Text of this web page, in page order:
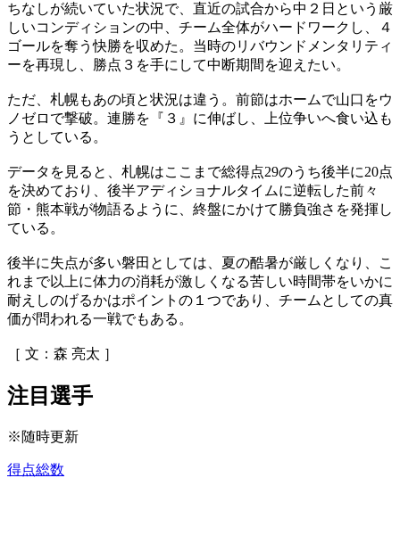
ちなしが続いていた状況で、直近の試合から中２日という厳
しいコンディションの中、チーム全体がハードワークし、４
ゴールを奪う快勝を収めた。当時のリバウンドメンタリティ
ーを再現し、勝点３を手にして中断期間を迎えたい。
ただ、札幌もあの頃と状況は違う。前節はホームで山口をウ
ノゼロで撃破。連勝を『３』に伸ばし、上位争いへ食い込も
うとしている。
データを見ると、札幌はここまで総得点29のうち後半に20点
を決めており、後半アディショナルタイムに逆転した前々
節・熊本戦が物語るように、終盤にかけて勝負強さを発揮し
ている。
後半に失点が多い磐田としては、夏の酷暑が厳しくなり、こ
れまで以上に体力の消耗が激しくなる苦しい時間帯をいかに
耐えしのげるかはポイントの１つであり、チームとしての真
価が問われる一戦でもある。
［ 文：森 亮太 ］
注目選手
※随時更新
得点総数